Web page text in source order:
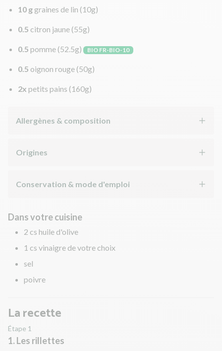
10 g graines de lin (10g)
0.5 citron jaune (55g)
0.5 pomme (52.5g) BIO FR-BIO-10
0.5 oignon rouge (50g)
2x petits pains (160g)
Allergènes & composition
Origines
Conservation & mode d'emploi
Dans votre cuisine
2 cs huile d'olive
1 cs vinaigre de votre choix
sel
poivre
La recette
Étape 1
1. Les rillettes